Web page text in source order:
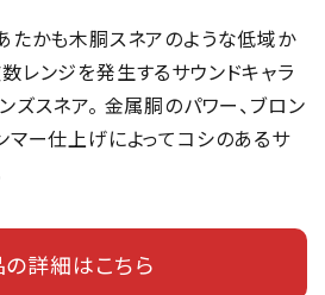
たかも木胴スネアのような低域か
レンジを発生するサウンドキャラ
ズスネア。 金属胴のパワー、ブロン
マー仕上げによってコシのあるサ
詳細はこちら